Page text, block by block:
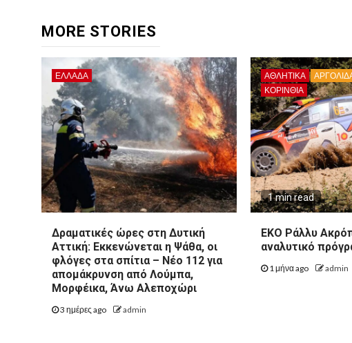
MORE STORIES
ΕΛΛΑΔΑ
Δραματικές ώρες στη Δυτική
Αττική: Εκκενώνεται η Ψάθα, οι
φλόγες στα σπίτια – Νέο 112 για
απομάκρυνση από Λούμπα,
Μορφέικα, Άνω Αλεποχώρι
3 ημέρες ago admin
ΑΘΛΗΤΙΚΑ
ΚΟΡΙΝΘΊΑ
1 min read
ΕΚΟ Ράλλυ
αναλυτικό
1 μήνα ago admin